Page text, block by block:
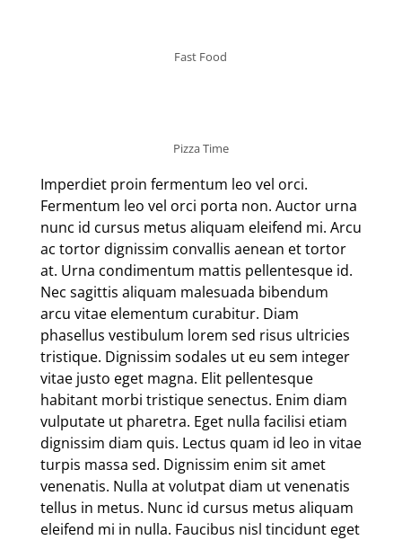
Fast Food
Pizza Time
Imperdiet proin fermentum leo vel orci.
Fermentum leo vel orci porta non. Auctor urna
nunc id cursus metus aliquam eleifend mi. Arcu
ac tortor dignissim convallis aenean et tortor
at. Urna condimentum mattis pellentesque id.
Nec sagittis aliquam malesuada bibendum
arcu vitae elementum curabitur. Diam
phasellus vestibulum lorem sed risus ultricies
tristique. Dignissim sodales ut eu sem integer
vitae justo eget magna. Elit pellentesque
habitant morbi tristique senectus. Enim diam
vulputate ut pharetra. Eget nulla facilisi etiam
dignissim diam quis. Lectus quam id leo in vitae
turpis massa sed. Dignissim enim sit amet
venenatis. Nulla at volutpat diam ut venenatis
tellus in metus. Nunc id cursus metus aliquam
eleifend mi in nulla. Faucibus nisl tincidunt eget